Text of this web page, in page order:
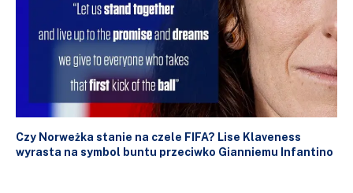
Czy Norweżka stanie na czele FIFA? Lise Klaveness
wyrasta na symbol buntu przeciwko Gianniemu Infantino